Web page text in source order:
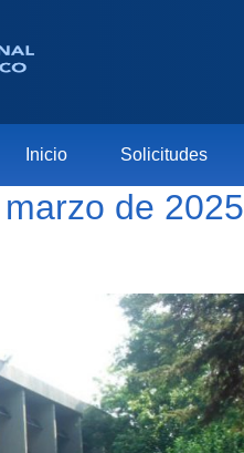
Inicio Solicitudes
de 2025